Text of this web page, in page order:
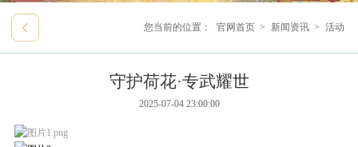
您当前的位置： 官网首页 > 新闻资讯 > 活动
守护荷花·专武耀世
2025-07-04 23:00:00